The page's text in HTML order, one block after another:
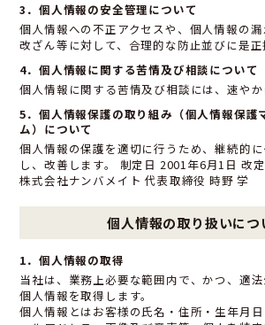
3．個人情報の安全管理について
個人情報への不正アクセスや、個人情報の漏
改ざん等に対して、合理的な防止並びに是正
4．個人情報に関する苦情及び相談について
個人情報に関する苦情及び相談には、速やか
5．個人情報保護の取り組み（個人情報保護
ム）について
個人情報の保護を適切に行うため、継続的
し、改善します。 制定日 2001年6月1日 改
株式会社ナンバメイト 代表取締役 時野 学
個人情報の取り扱いにつ
1．個人情報の取得
当社は、業務上必要な範囲内で、かつ、適法
個人情報を取得します。
個人情報とはお客様の氏名・住所・生年月